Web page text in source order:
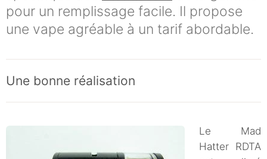
pour un remplissage facile. Il propose
une vape agréable à un tarif abordable.
Une bonne réalisation
Le Mad
Hatter RDTA